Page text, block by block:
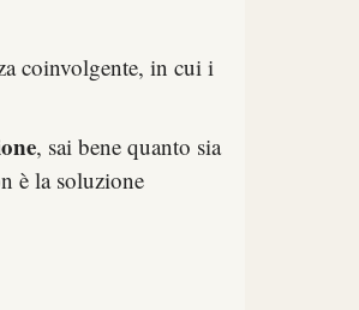
coinvolgente, in cui i
, sai bene quanto sia
è la soluzione